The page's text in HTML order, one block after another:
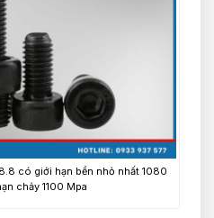
có giới hạn bền nhỏ nhất 1080
chảy 1100 Mpa